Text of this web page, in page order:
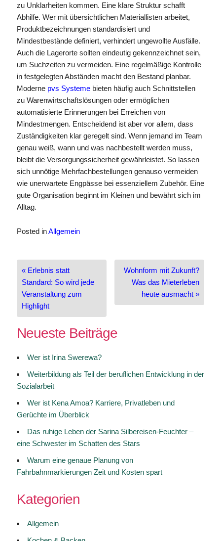
zu Unklarheiten kommen. Eine klare Struktur schafft
Abhilfe. Wer mit übersichtlichen Materiallisten arbeitet,
Produktbezeichnungen standardisiert und
Mindestbestände definiert, verhindert ungewollte Ausfälle.
Auch die Lagerorte sollten eindeutig gekennzeichnet sein,
um Suchzeiten zu vermeiden. Eine regelmäßige Kontrolle
in festgelegten Abständen macht den Bestand planbar.
Moderne pvs Systemebieten häufig auch Schnittstellen
zu Warenwirtschaftslösungen oder ermöglichen
automatisierte Erinnerungen bei Erreichen von
Mindestmengen. Entscheidend ist aber vor allem, dass
Zuständigkeiten klar geregelt sind. Wenn jemand im Team
genau weiß, wann und was nachbestellt werden muss,
bleibt die Versorgungssicherheit gewährleistet. So lassen
sich unnötige Mehrfachbestellungen genauso vermeiden
wie unerwartete Engpässe bei essenziellem Zubehör. Eine
gute Organisation beginnt im Kleinen und bewährt sich im
Alltag.
Posted inAllgemein
Beitragsnavigation
« Erlebnis statt
Standard: So wird jede
Veranstaltung zum
Highlight
Wohnform mit Zukunft?
Was das Mieterleben
heute ausmacht »
Neueste Beiträge
Wer ist Irina Swerewa?
Weiterbildung als Teil der beruflichen Entwicklung in der
Sozialarbeit
Wer ist Kena Amoa? Karriere, Privatleben und
Gerüchte im Überblick
Das ruhige Leben der Sarina Silbereisen-Feuchter –
eine Schwester im Schatten des Stars
Warum eine genaue Planung von
Fahrbahnmarkierungen Zeit und Kosten spart
Kategorien
Allgemein